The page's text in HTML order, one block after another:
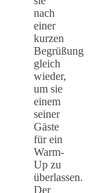
nach
einer
kurzen
Begrüßung
gleich
wieder,
um sie
einem
seiner
Gäste
für ein
Warm-
Up zu
überlassen.
Der